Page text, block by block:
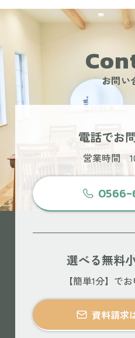
お問い
電話でお
営業時間
選べる無料
【簡単1分】で
資料請求